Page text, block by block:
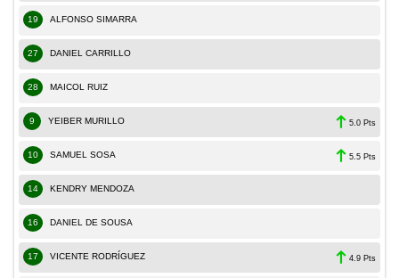
19 ALFONSO SIMARRA
27 DANIEL CARRILLO
28 MAICOL RUIZ
9 YEIBER MURILLO 5.0 Pts
10 SAMUEL SOSA 5.5 Pts
14 KENDRY MENDOZA
16 DANIEL DE SOUSA
17 VICENTE RODRÍGUEZ 4.9 Pts